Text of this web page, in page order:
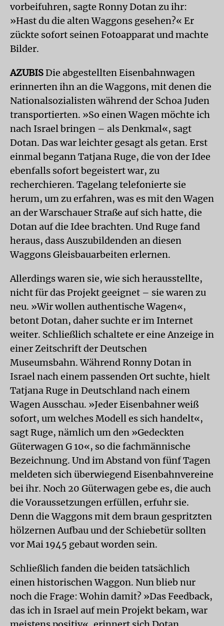
vorbeifuhren, sagte Ronny Dotan zu ihr:
»Hast du die alten Waggons gesehen?« Er
zückte sofort seinen Fotoapparat und machte
Bilder.
AZUBIS Die abgestellten Eisenbahnwagen
erinnerten ihn an die Waggons, mit denen die
Nationalsozialisten während der Schoa Juden
transportierten. »So einen Wagen möchte ich
nach Israel bringen – als Denkmal«, sagt
Dotan. Das war leichter gesagt als getan. Erst
einmal begann Tatjana Ruge, die von der Idee
ebenfalls sofort begeistert war, zu
recherchieren. Tagelang telefonierte sie
herum, um zu erfahren, was es mit den Wagen
an der Warschauer Straße auf sich hatte, die
Dotan auf die Idee brachten. Und Ruge fand
heraus, dass Auszubildenden an diesen
Waggons Gleisbauarbeiten erlernen.
Allerdings waren sie, wie sich herausstellte,
nicht für das Projekt geeignet – sie waren zu
neu. »Wir wollen authentische Wagen«,
betont Dotan, daher suchte er im Internet
weiter. Schließlich schaltete er eine Anzeige in
einer Zeitschrift der Deutschen
Museumsbahn. Während Ronny Dotan in
Israel nach einem passenden Ort suchte, hielt
Tatjana Ruge in Deutschland nach einem
Wagen Ausschau. »Jeder Eisenbahner weiß
sofort, um welches Modell es sich handelt«,
sagt Ruge, nämlich um den »Gedeckten
Güterwagen G 10«, so die fachmännische
Bezeichnung. Und im Abstand von fünf Tagen
meldeten sich überwiegend Eisenbahnvereine
bei ihr. Noch 20 Güterwagen gebe es, die auch
die Voraussetzungen erfüllen, erfuhr sie.
Denn die Waggons mit dem braun gespritzten
hölzernen Aufbau und der Schiebetür sollten
vor Mai 1945 gebaut worden sein.
Schließlich fanden die beiden tatsächlich
einen historischen Waggon. Nun blieb nur
noch die Frage: Wohin damit? »Das Feedback,
das ich in Israel auf mein Projekt bekam, war